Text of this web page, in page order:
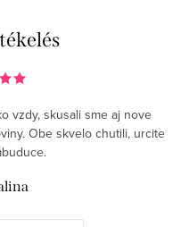
vzdy, skusali sme aj nove
Obe skvelo chutili, urcite